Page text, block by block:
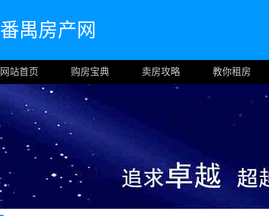
番禺房产网
网站首页 购房宝典 卖房攻略 教你租房